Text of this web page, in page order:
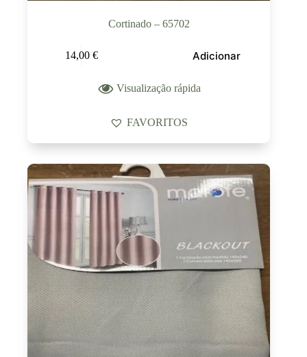
Cortinado – 65702
14,00 € Adicionar
Visualização rápida
FAVORITOS